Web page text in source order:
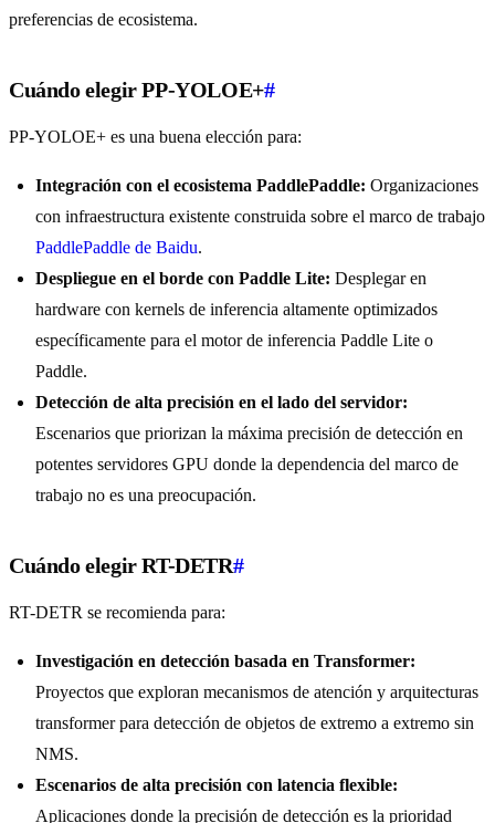
preferencias de ecosistema.
Cuándo elegir PP-YOLOE+#
PP-YOLOE+ es una buena elección para:
Integración con el ecosistema PaddlePaddle: Organizaciones
con infraestructura existente construida sobre el marco de trabajo
PaddlePaddle de Baidu.
Despliegue en el borde con Paddle Lite: Desplegar en
hardware con kernels de inferencia altamente optimizados
específicamente para el motor de inferencia Paddle Lite o
Paddle.
Detección de alta precisión en el lado del servidor:
Escenarios que priorizan la máxima precisión de detección en
potentes servidores GPU donde la dependencia del marco de
trabajo no es una preocupación.
Cuándo elegir RT-DETR#
RT-DETR se recomienda para:
Investigación en detección basada en Transformer:
Proyectos que exploran mecanismos de atención y arquitecturas
transformer para detección de objetos de extremo a extremo sin
NMS.
Escenarios de alta precisión con latencia flexible:
Aplicaciones donde la precisión de detección es la prioridad